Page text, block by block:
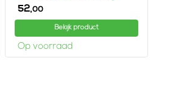
52,00
Bekijk product
Op voorraad